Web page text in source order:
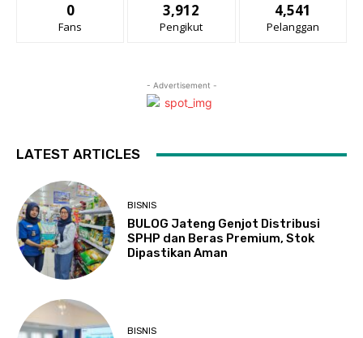
0
Fans
3,912
Pengikut
4,541
Pelanggan
- Advertisement -
LATEST ARTICLES
BISNIS
BULOG Jateng Genjot Distribusi
SPHP dan Beras Premium, Stok
Dipastikan Aman
BISNIS